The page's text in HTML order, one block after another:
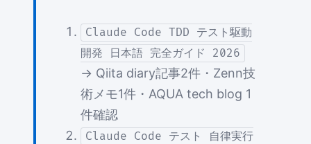
Claude Code TDD テスト駆動
開発 日本語 完全ガイド 2026
→ Qiita diary記事2件・Zenn技
術メモ1件・AQUA tech blog 1
件確認
Claude Code テスト 自律実行